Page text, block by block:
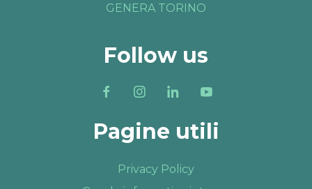
GENERA TORINO
Follow us
Pagine utili
Privacy Policy